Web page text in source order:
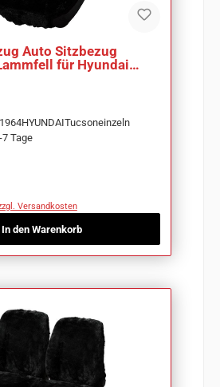
Auto Sitzbezug
für Hyundai
Tage
Versandkosten
In den Warenkorb